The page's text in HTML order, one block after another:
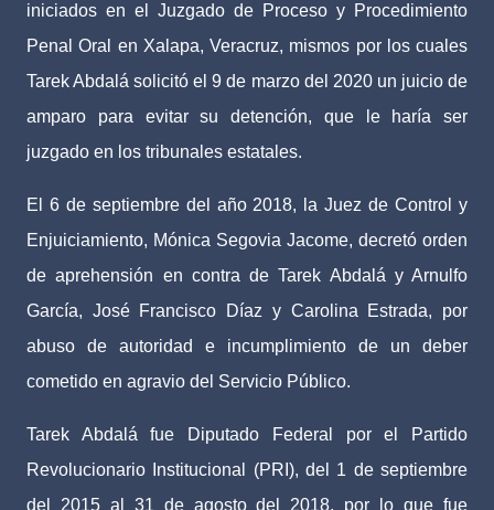
iniciados en el Juzgado de Proceso y Procedimiento
Penal Oral en Xalapa, Veracruz, mismos por los cuales
Tarek Abdalá solicitó el 9 de marzo del 2020 un juicio de
amparo para evitar su detención, que le haría ser
juzgado en los tribunales estatales.
El 6 de septiembre del año 2018, la Juez de Control y
Enjuiciamiento, Mónica Segovia Jacome, decretó orden
de aprehensión en contra de Tarek Abdalá y Arnulfo
García, José Francisco Díaz y Carolina Estrada, por
abuso de autoridad e incumplimiento de un deber
cometido en agravio del Servicio Público.
Tarek Abdalá fue Diputado Federal por el Partido
Revolucionario Institucional (PRI), del 1 de septiembre
del 2015 al 31 de agosto del 2018, por lo que fue